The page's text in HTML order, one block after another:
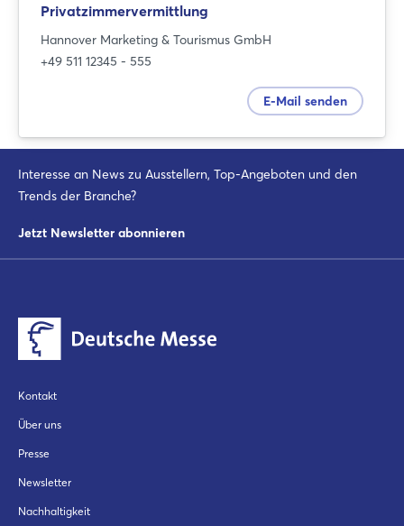
Privatzimmervermittlung
Hannover Marketing & Tourismus GmbH
+49 511 12345 - 555
E-Mail senden
Interesse an News zu Ausstellern, Top-Angeboten und den
Trends der Branche?
Jetzt Newsletter abonnieren
Kontakt
Über uns
Presse
Newsletter
Nachhaltigkeit